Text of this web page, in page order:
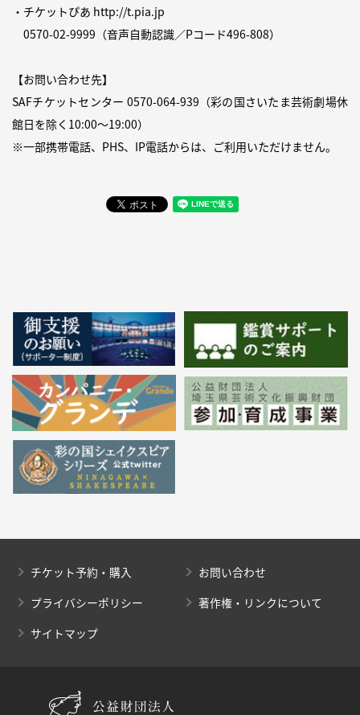
・チケットぴあ http://t.pia.jp
0570-02-9999 （音声自動認識／Pコード496-808）
【お問い合わせ先】
SAFチケットセンター 0570-064-939 （彩の国さいたま芸術劇場休
館日を除く10:00〜19:00）
※一部携帯電話、PHS、IP電話からは、ご利用いただけません。
チケット予約・購入
お問い合わせ
プライバシーポリシー
著作権・リンクについて
サイトマップ